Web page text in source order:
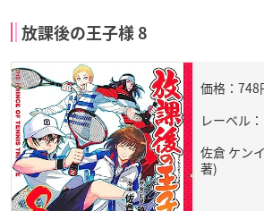
放課後の王子様 8
価格：748
レーベル
佐倉 ケン
著)